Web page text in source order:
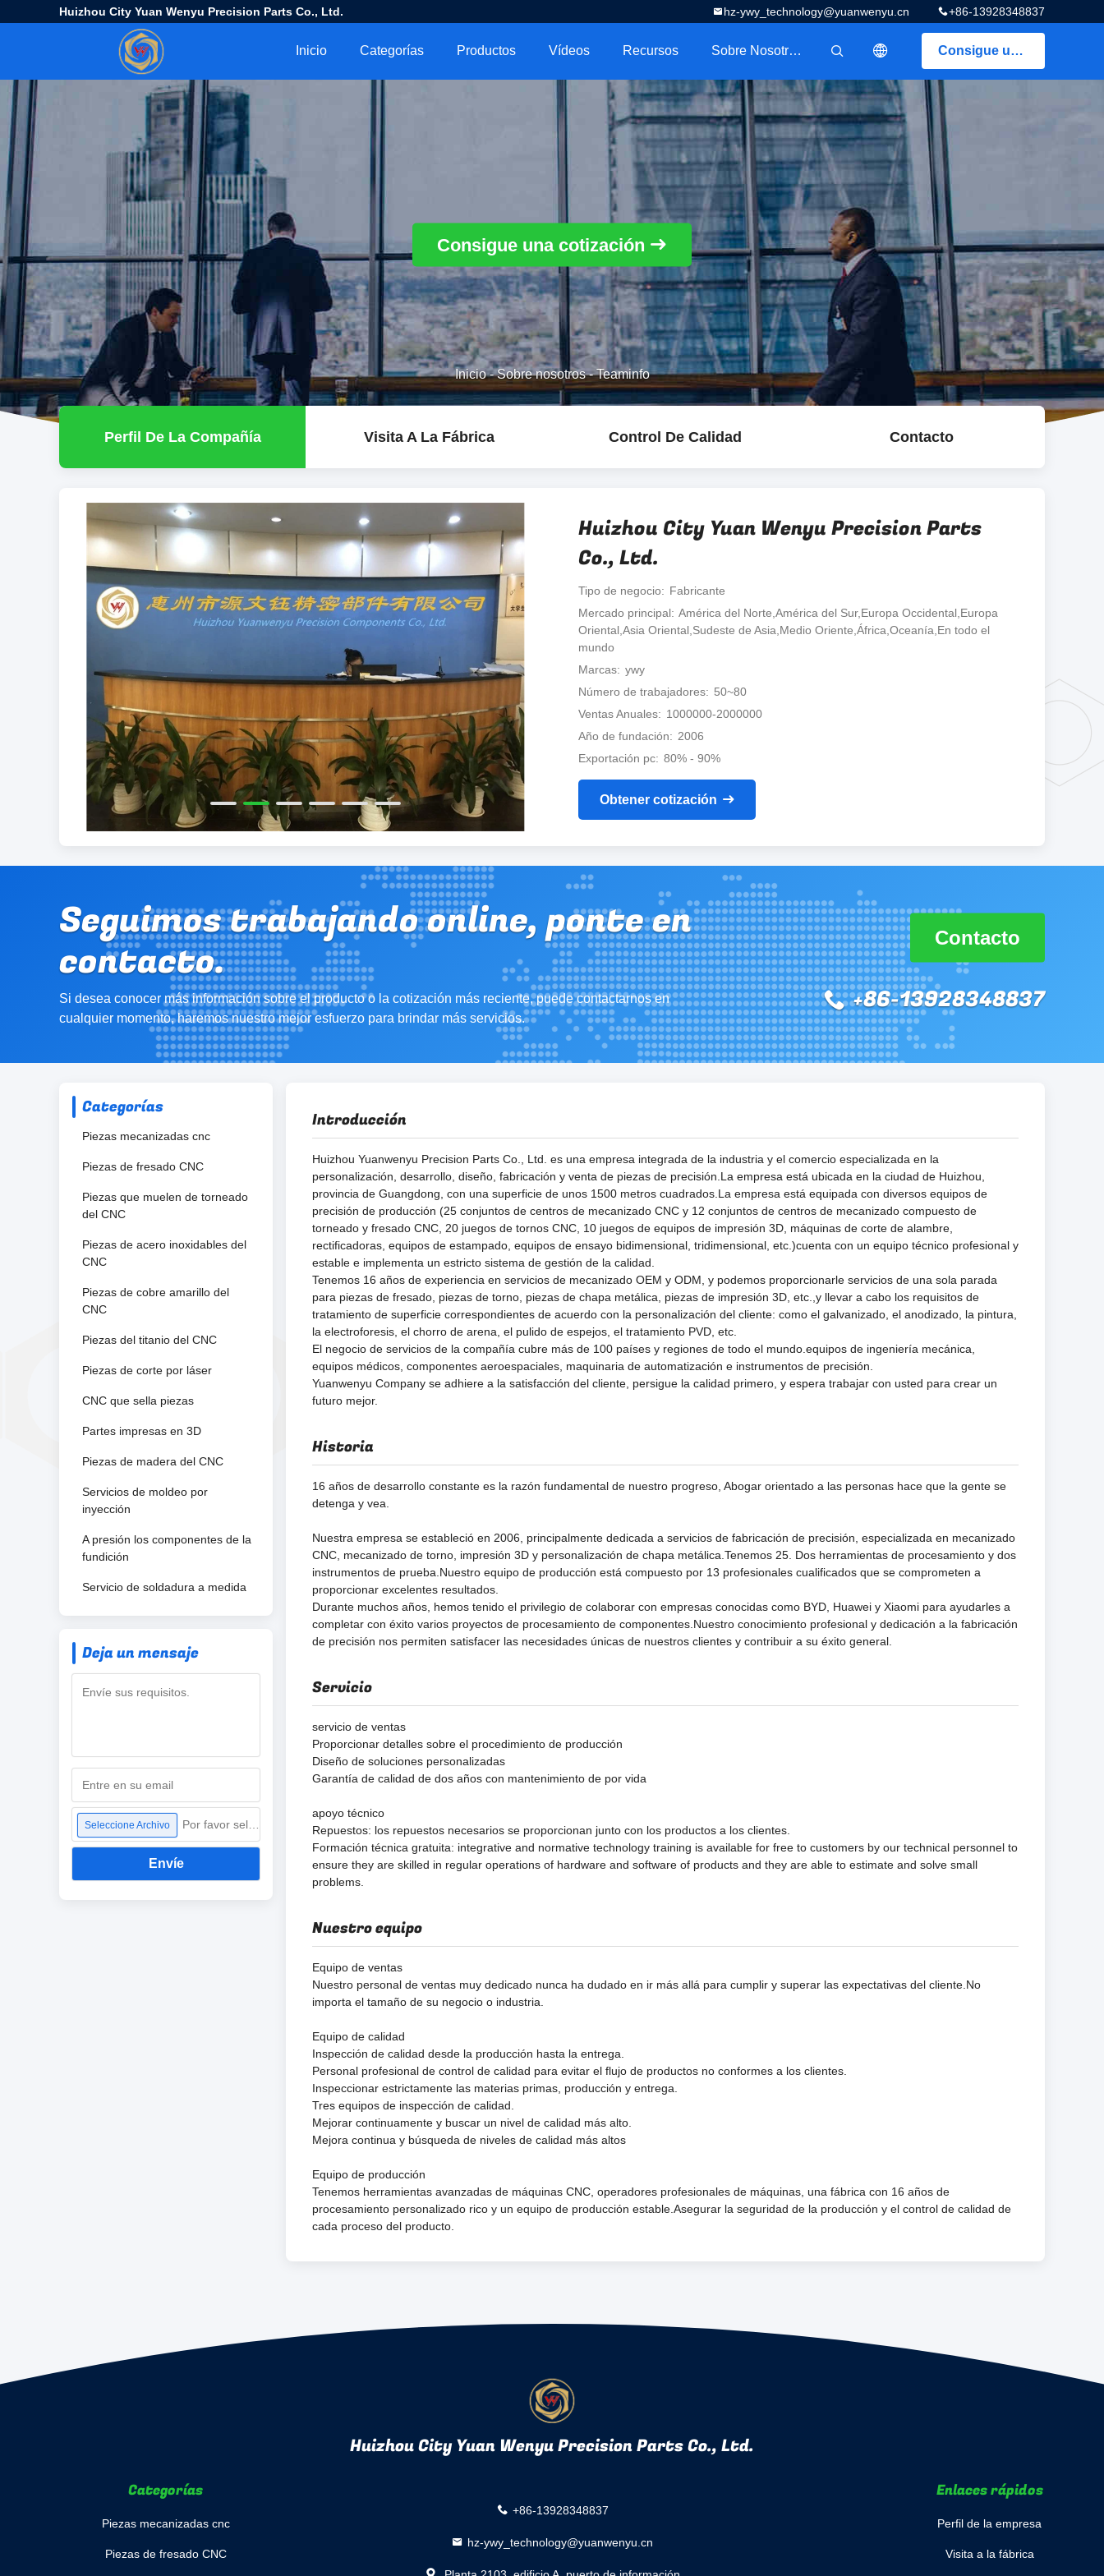
Huizhou City Yuan Wenyu Precision Parts Co., Ltd. +86-13928348837
hz-ywy_technology@yuanwenyu.cn
Consigue una cotización
描述
Inicio Categorías Productos Vídeos Recursos Sobre Nosotros
Consigue una cotización
Inicio-Sobre nosotros-Teaminfo
Perfil De La Compañía Visita A La Fábrica Control De Calidad Contacto
Huizhou City Yuan Wenyu Precision Parts
Co., Ltd.
Tipo de negocio
Fabricante
Mercado principal América del Norte,América del Sur,Europa Occidental,Europa
Oriental,Asia Oriental,Sudeste de Asia,Medio Oriente,África,Oceanía,En todo el
mundo
Marcas
ywy
Número de trabajadores
50~80
Ventas Anuales
1000000-2000000
Año de fundación
2006
Exportación pc
80% - 90%
Obtener cotización
Seguimos trabajando online, ponte en
contacto.
Si desea conocer más información sobre el producto o la cotización más reciente, puede contactarnos en
cualquier momento, haremos nuestro mejor esfuerzo para brindar más servicios.
Contacto
+86-13928348837
Categorías
Piezas mecanizadas cnc
Piezas de fresado CNC
Piezas que muelen de torneado
del CNC
Piezas de acero inoxidables del
CNC
Piezas de cobre amarillo del
CNC
Piezas del titanio del CNC
Piezas de corte por láser
CNC que sella piezas
Partes impresas en 3D
Piezas de madera del CNC
Servicios de moldeo por
inyección
A presión los componentes de la
fundición
Servicio de soldadura a medida
Deja un mensaje
Seleccione Archivo
Envíe
Introducción
Huizhou Yuanwenyu Precision Parts Co., Ltd. es una empresa integrada de la industria y el comercio especializada en la
personalización, desarrollo, diseño, fabricación y venta de piezas de precisión.La empresa está ubicada en la ciudad de Huizhou,
provincia de Guangdong, con una superficie de unos 1500 metros cuadrados.La empresa está equipada con diversos equipos de
precisión de producción (25 conjuntos de centros de mecanizado CNC y 12 conjuntos de centros de mecanizado compuesto de
torneado y fresado CNC, 20 juegos de tornos CNC, 10 juegos de equipos de impresión 3D, máquinas de corte de alambre,
rectificadoras, equipos de estampado, equipos de ensayo bidimensional, tridimensional, etc.)cuenta con un equipo técnico profesional y
estable e implementa un estricto sistema de gestión de la calidad.
Tenemos 16 años de experiencia en servicios de mecanizado OEM y ODM, y podemos proporcionarle servicios de una sola parada
para piezas de fresado, piezas de torno, piezas de chapa metálica, piezas de impresión 3D, etc.,y llevar a cabo los requisitos de
tratamiento de superficie correspondientes de acuerdo con la personalización del cliente: como el galvanizado, el anodizado, la pintura,
la electroforesis, el chorro de arena, el pulido de espejos, el tratamiento PVD, etc.
El negocio de servicios de la compañía cubre más de 100 países y regiones de todo el mundo.equipos de ingeniería mecánica,
equipos médicos, componentes aeroespaciales, maquinaria de automatización e instrumentos de precisión.
Yuanwenyu Company se adhiere a la satisfacción del cliente, persigue la calidad primero, y espera trabajar con usted para crear un
futuro mejor.
Historia
16 años de desarrollo constante es la razón fundamental de nuestro progreso, Abogar orientado a las personas hace que la gente se
detenga y vea.
Nuestra empresa se estableció en 2006, principalmente dedicada a servicios de fabricación de precisión, especializada en mecanizado
CNC, mecanizado de torno, impresión 3D y personalización de chapa metálica.Tenemos 25. Dos herramientas de procesamiento y dos
instrumentos de prueba.Nuestro equipo de producción está compuesto por 13 profesionales cualificados que se comprometen a
proporcionar excelentes resultados.
Durante muchos años, hemos tenido el privilegio de colaborar con empresas conocidas como BYD, Huawei y Xiaomi para ayudarles a
completar con éxito varios proyectos de procesamiento de componentes.Nuestro conocimiento profesional y dedicación a la fabricación
de precisión nos permiten satisfacer las necesidades únicas de nuestros clientes y contribuir a su éxito general.
Servicio
servicio de ventas
Proporcionar detalles sobre el procedimiento de producción
Diseño de soluciones personalizadas
Garantía de calidad de dos años con mantenimiento de por vida
apoyo técnico
Repuestos: los repuestos necesarios se proporcionan junto con los productos a los clientes.
Formación técnica gratuita: integrative and normative technology training is available for free to customers by our technical personnel to
ensure they are skilled in regular operations of hardware and software of products and they are able to estimate and solve small
problems.
Nuestro equipo
Equipo de ventas
Nuestro personal de ventas muy dedicado nunca ha dudado en ir más allá para cumplir y superar las expectativas del cliente.No
importa el tamaño de su negocio o industria.
Equipo de calidad
Inspección de calidad desde la producción hasta la entrega.
Personal profesional de control de calidad para evitar el flujo de productos no conformes a los clientes.
Inspeccionar estrictamente las materias primas, producción y entrega.
Tres equipos de inspección de calidad.
Mejorar continuamente y buscar un nivel de calidad más alto.
Mejora continua y búsqueda de niveles de calidad más altos
Equipo de producción
Tenemos herramientas avanzadas de máquinas CNC, operadores profesionales de máquinas, una fábrica con 16 años de
procesamiento personalizado rico y un equipo de producción estable.Asegurar la seguridad de la producción y el control de calidad de
cada proceso del producto.
Huizhou City Yuan Wenyu Precision Parts Co., Ltd.
Categorías
Piezas mecanizadas cnc
Piezas de fresado CNC
+86-13928348837
hz-ywy_technology@yuanwenyu.cn
Enlaces rápidos
Perfil de la empresa
Visita a la fábrica